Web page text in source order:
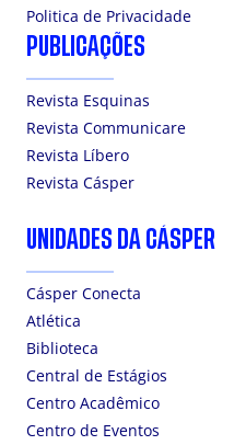
Politica de Privacidade
PUBLICAÇÕES
Revista Esquinas
Revista Communicare
Revista Líbero
Revista Cásper
UNIDADES DA CÁSPER
Cásper Conecta
Atlética
Biblioteca
Central de Estágios
Centro Acadêmico
Centro de Eventos